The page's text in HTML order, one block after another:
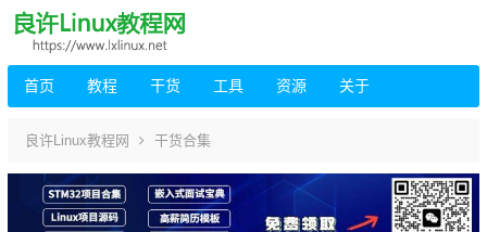
首页 教程 干货 工具 资源 关于
良许Linux教程网 干货合集